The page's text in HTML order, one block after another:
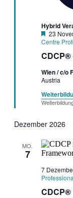
CDCP®
23
Centre
Wien / c/o
Austria
Hybrid
Dezember 2026
MO.
7
CDCP®
7